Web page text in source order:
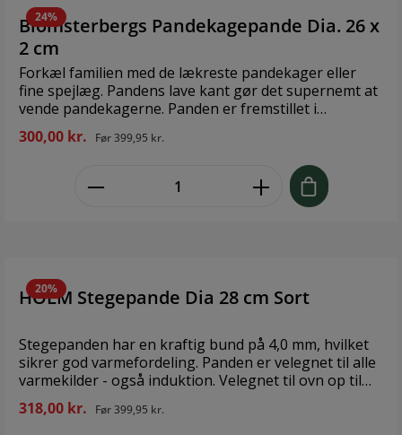
24%
Blomsterbergs Pandekagepande Dia. 26 x
2 cm
Forkæl familien med de lækreste pandekager eller
fine spejlæg. Pandens lave kant gør det supernemt at
vende pandekagerne. Panden er fremstillet i
satinpoleret rustfrit stål 3-PLY (aluminiumkerne med
rustfrit stål på indvendig og udvendig side, fra bund
til kant). Denne konstruktion gør, at varmen fordeles
Ø26 x 2 cm Materiale: Rustfrit stål
300,00 kr. Før399,95 kr.
20%
HOLM Stegepande Dia 28 cm Sort
Stegepanden har en kraftig bund på 4,0 mm, hvilket
sikrer god varmefordeling. Panden er velegnet til alle
varmekilder - også induktion. Velegnet til ovn op til
200 grader - bemærk dog at grebet bliver varmt.
Indvendig har stegepanden en 2-lags keramisk
318,00 kr. Før399,95 kr.